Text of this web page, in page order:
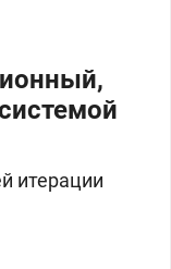
итерации